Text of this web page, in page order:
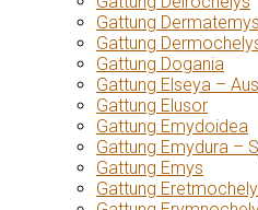
Gattung
Gattung
Gattung Dogania
Gattung Elseya –
Gattung Elusor
Gattung Emydoidea
Gattung Emydura –
Gattung Emys
Gattung